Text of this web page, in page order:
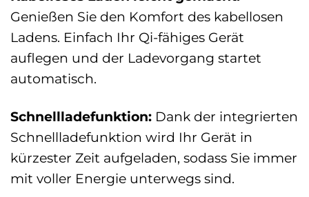
Genießen Sie den Komfort des kabellosen
Ladens. Einfach Ihr Qi-fähiges Gerät
auflegen und der Ladevorgang startet
automatisch.
Schnellladefunktion: Dank der integrierten
Schnellladefunktion wird Ihr Gerät in
kürzester Zeit aufgeladen, sodass Sie immer
mit voller Energie unterwegs sind.